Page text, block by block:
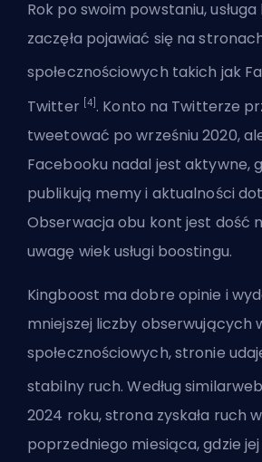
Rok po swoim powstaniu,
zaczęła pojawiać się na
społecznościowych takich jak
Twitter [4] . Konto na Twitterze
tweetować po wrześniu 2020,
Facebooku nadal jest aktywne,
publikują memy i aktualności
Obserwacja obu kont jest dość
uwagę wiek usługi boostingu.
Kingboost ma dobre opinie i
mniejszej liczby obserwujących
społecznościowych, stronie
stabilny ruch. Według similarweb
2024 roku, strona zyskała ruch
poprzedniego miesiąca, gdzie